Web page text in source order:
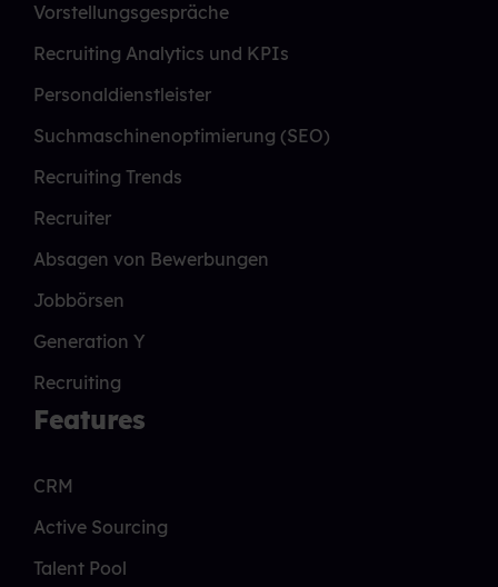
Vorstellungsgespräche
Recruiting Analytics und KPIs
Personaldienstleister
Suchmaschinenoptimierung (SEO)
Recruiting Trends
Recruiter
Absagen von Bewerbungen
Jobbörsen
Generation Y
Recruiting
Features
CRM
Active Sourcing
Talent Pool